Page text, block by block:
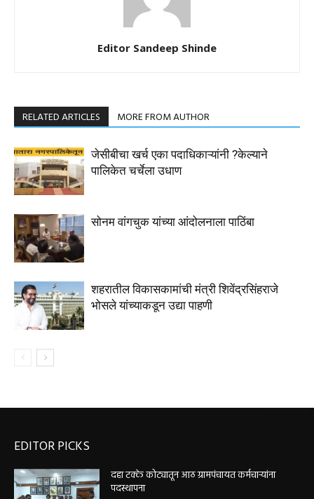
Editor Sandeep Shinde
RELATED ARTICLES MORE FROM AUTHOR
जेसीबीचा खर्च एका पदाधिकाऱ्यांनी ?केल्याने
पालिकेत चर्चेला उधाण
सोनम वांगचुक यांच्या आंदोलनाला पाठिंबा
शहरातील विकासकामांची मंत्री शिवेंद्रसिंहराजे
भोसले यांच्याकडून उद्या पाहणी
EDITOR PICKS
दहा टक्के कोट्यातून आठ ग्रामपंचायत कर्मचाऱ्यांना
पदस्थापना